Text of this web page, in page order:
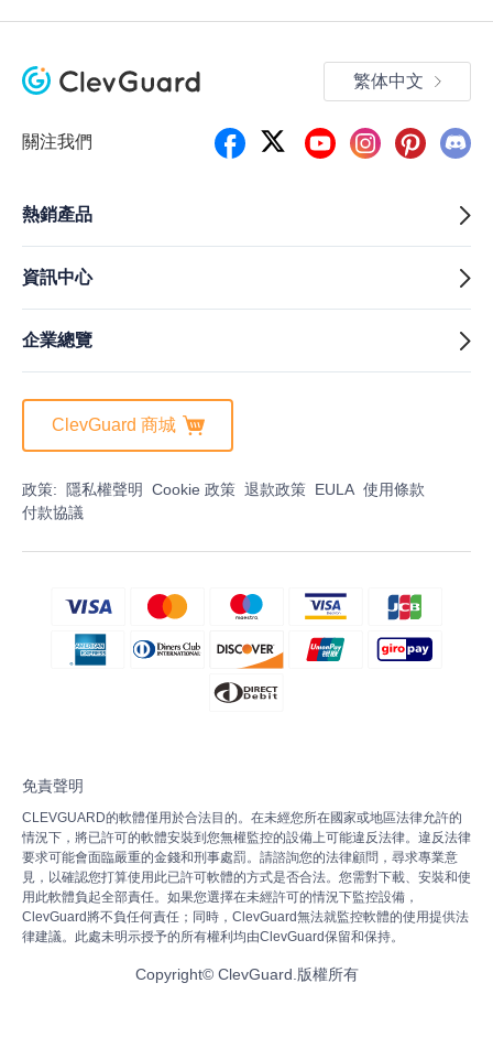
關注我們
繁体中文
熱銷產品
資訊中心
企業總覽
ClevGuard 商城
政策: 隱私權聲明 Cookie 政策 退款政策 EULA 使用條款
付款協議
免責聲明
CLEVGUARD的軟體僅用於合法目的。在未經您所在國家或地區法律允許的
情況下，將已許可的軟體安裝到您無權監控的設備上可能違反法律。違反法律
要求可能會面臨嚴重的金錢和刑事處罰。請諮詢您的法律顧問，尋求專業意
見，以確認您打算使用此已許可軟體的方式是否合法。您需對下載、安裝和使
用此軟體負起全部責任。如果您選擇在未經許可的情況下監控設備，
ClevGuard將不負任何責任；同時，ClevGuard無法就監控軟體的使用提供法
律建議。此處未明示授予的所有權利均由ClevGuard保留和保持。
Copyright© ClevGuard.版權所有